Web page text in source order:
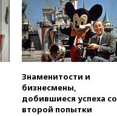
Знаменитости и
бизнесмены,
добившиеся успеха со
второй попытки